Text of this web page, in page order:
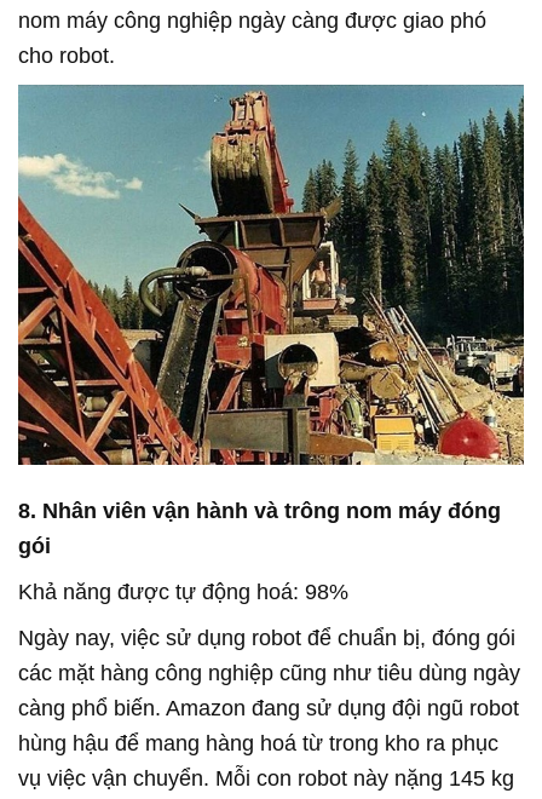
nom máy công nghiệp ngày càng được giao phó
cho robot.
8. Nhân viên vận hành và trông nom máy đóng
gói
Khả năng được tự động hoá: 98%
Ngày nay, việc sử dụng robot để chuẩn bị, đóng gói
các mặt hàng công nghiệp cũng như tiêu dùng ngày
càng phổ biến. Amazon đang sử dụng đội ngũ robot
hùng hậu để mang hàng hoá từ trong kho ra phục
vụ việc vận chuyển. Mỗi con robot này nặng 145 kg